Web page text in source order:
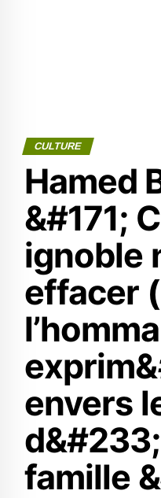
CULTURE
Hamed
&#171;
ignoble
effacer
envers
famille